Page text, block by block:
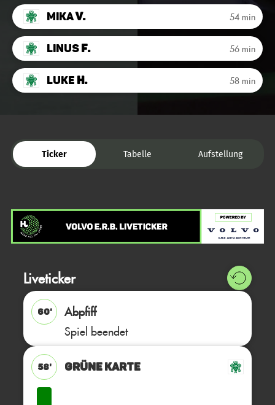
MikaV. 54 min
LinusF. 56 min
Luke H. 58 min
Ticker Tabelle Aufstellung
Liveticker
60'
Abpfiff
Spiel beendet
58' GRÜNE KARTE